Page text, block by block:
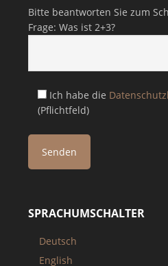
Bitte lasse dieses Feld leer.
Bitte beantworten Sie zum
Frage: Was ist 2+3?
Ich habe die
(Pflichtfeld)
SPRACHUMSCHALTER
Deutsch
English